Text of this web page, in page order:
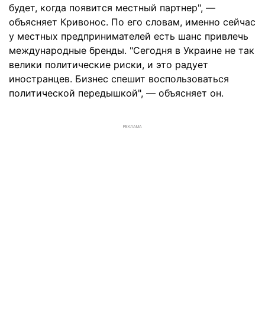
будет, когда появится местный партнер", —
объясняет Кривонос. По его словам, именно сейчас
у местных предпринимателей есть шанс привлечь
международные бренды. "Сегодня в Украине не так
велики политические риски, и это радует
иностранцев. Бизнес спешит воспользоваться
политической передышкой", — объясняет он.
РЕКЛАМА